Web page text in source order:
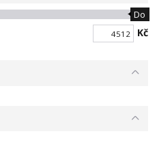
Do
Kč